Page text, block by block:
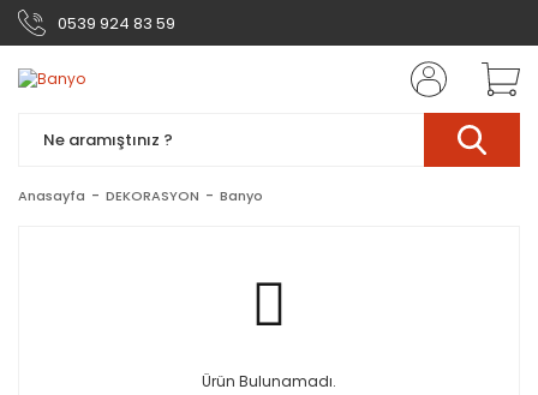
0539 924 83 59
Anasayfa DEKORASYON Banyo
Ürün Bulunamadı.